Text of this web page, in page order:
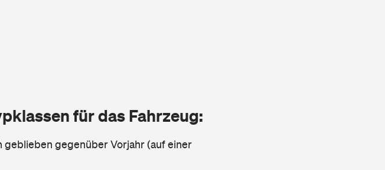
für das Fahrzeug:
geblieben gegenüber Vorjahr (auf einer